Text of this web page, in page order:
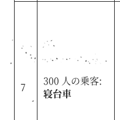
7
300 人の乗客:
寝台車